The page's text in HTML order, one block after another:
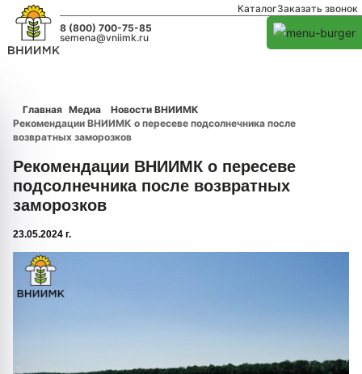
КаталогЗаказать звонок
8 (800) 700-75-85
semena@vniimk.ru
Главная Медиа
Новости ВНИИМК
Рекомендации ВНИИМК о пересеве подсолнечника после
возвратных заморозков
Рекомендации ВНИИМК о пересеве
подсолнечника после возвратных
заморозков
23.05.2024 г.